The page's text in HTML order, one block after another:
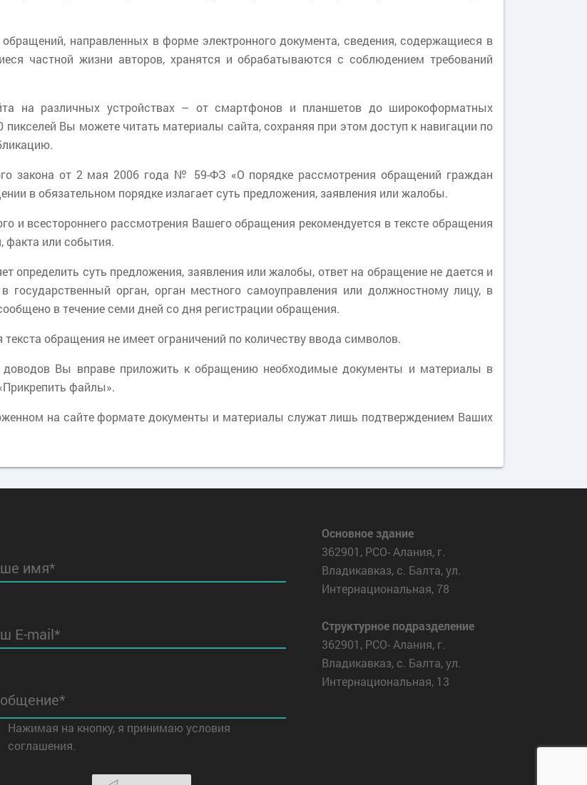
направленных в форме электронного документа, сведения, содержащиеся в
частной жизни авторов, хранятся и обрабатываются с соблюдением требований
на различных устройствах – от смартфонов и планшетов до широкоформатных
Вы можете читать материалы сайта, сохраняя при этом доступ к навигации по
закона от 2 мая 2006 года № 59-ФЗ «О порядке рассмотрения обращений граждан
в обязательном порядке излагает суть предложения, заявления или жалобы.
и всестороннего рассмотрения Вашего обращения рекомендуется в тексте обращения
факта или события.
определить суть предложения, заявления или жалобы, ответ на обращение не дается и
орган, орган местного самоуправления или должностному лицу, в
в течение семи дней со дня регистрации обращения.
обращения не имеет ограничений по количеству ввода символов.
доводов Вы вправе приложить к обращению необходимые документы и материалы в
файлы».
на сайте формате документы и материалы служат лишь подтверждением Ваших
имя*
E-mail*
Нажимая на кнопку, я принимаю условия
соглашения.
Основное здание
362901, РСО- Алания, г.
Владикавказ, с. Балта, ул.
Интернациональная, 78
Структурное подразделение
362901, РСО- Алания, г.
Владикавказ, с. Балта, ул.
Интернациональная, 13